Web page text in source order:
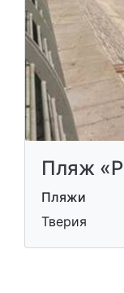
Пляж
Пляжи
Тверия